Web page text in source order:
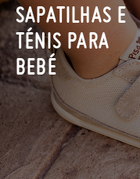
SAPATILHAS E
TÉNIS PARA
BEBÉ